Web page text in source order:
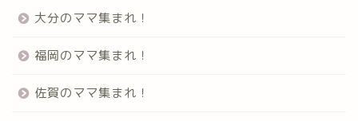
大分のママ集まれ！
福岡のママ集まれ！
佐賀のママ集まれ！